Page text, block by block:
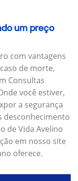
um preço
com vantagens
de morte,
Consultas
você estiver,
a segurança
desconhecimento
de Vida Avelino
em nosso site
oferece.